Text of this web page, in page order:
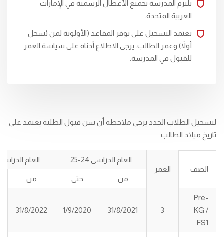
تلتزم المدرسة بجميع الأعطال الرسمية في الإمارات
العربية المتحدة.
يعتمد التسجيل على توفر المقاعد (الأولوية لمن يُسجل
أولاً) وعمر الطالب. يرجى الاطلاع أدناه على سياسة العمر
للقبول في المدرسة.
لتسجيل الطلاب الجدد يرجى ملاحظة أن سن قبول الطلبة يعتمد على
تاريخ ميلاد الطالب.
الصف العمر
العام الدراسي 24-25 العام الدراسي 25-
من حتى من
Pre-
KG /
FS1
3
31/8/2021
1/9/2020
31/8/2022